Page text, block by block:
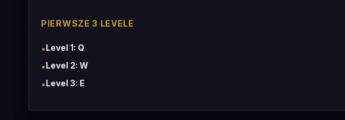
PIERWSZE 3 LEVELE
•Level 1: Q
•Level 2: W
•Level 3: E